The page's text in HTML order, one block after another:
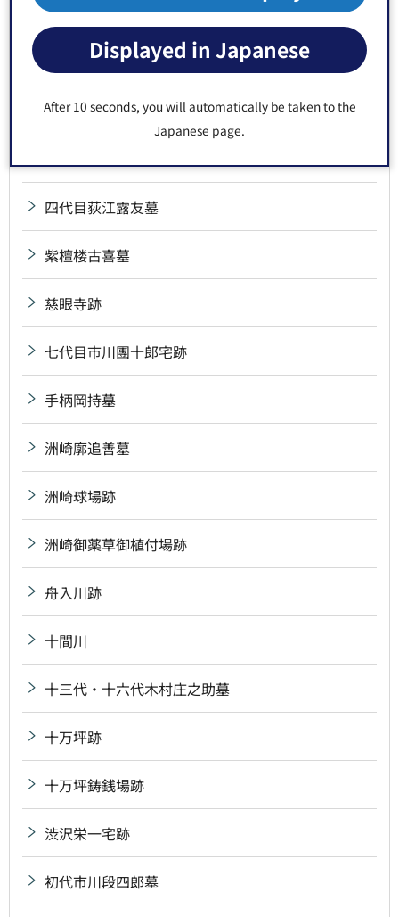
Displayed in Japanese
After 10 seconds, you will automatically be taken to the
Japanese page.
三野村利左衛門宅跡
山東京伝誕生の地
四ッ車大八墓
四代目荻江露友墓
紫檀楼古喜墓
慈眼寺跡
七代目市川團十郎宅跡
手柄岡持墓
洲崎廓追善墓
洲崎球場跡
洲崎御薬草御植付場跡
舟入川跡
十間川
十三代・十六代木村庄之助墓
十万坪跡
十万坪鋳銭場跡
渋沢栄一宅跡
初代市川段四郎墓